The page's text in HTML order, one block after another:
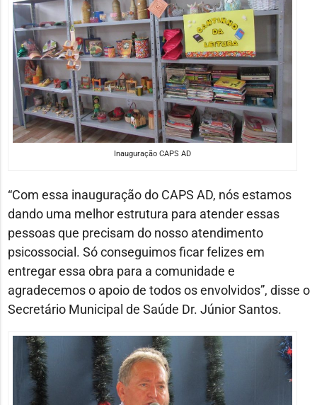
Inauguração CAPS AD
“Com essa inauguração do CAPS AD, nós estamos
dando uma melhor estrutura para atender essas
pessoas que precisam do nosso atendimento
psicossocial. Só conseguimos ficar felizes em
entregar essa obra para a comunidade e
agradecemos o apoio de todos os envolvidos”, disse o
Secretário Municipal de Saúde Dr. Júnior Santos.